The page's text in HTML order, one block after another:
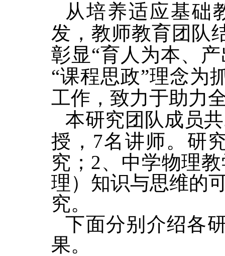
从培养适应基础
发，教师教育团队
彰显“育人为本、
“课程思政”理念为
工作，致力于助力
本研究团队成员
授，7名讲师。研
究；2、中学物理
理）知识与思维的
究。
下面分别介绍各
果。